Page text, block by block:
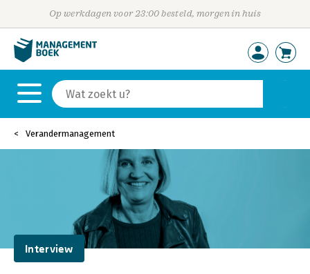
Op werkdagen voor 23:00 besteld, morgen in huis
Verandermanagement
Interview